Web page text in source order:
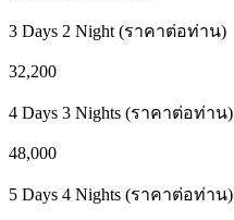
3 Days 2 Night (ราคาต่อท่าน)
32,200
4 Days 3 Nights (ราคาต่อท่าน)
48,000
5 Days 4 Nights (ราคาต่อท่าน)